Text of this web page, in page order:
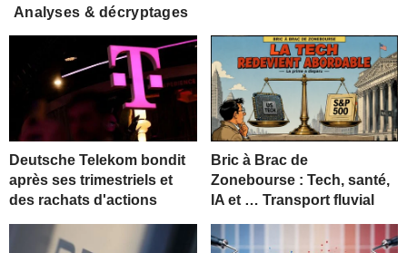
Analyses & décryptages
Deutsche Telekom bondit
après ses trimestriels et
des rachats d'actions
Bric à Brac de
Zonebourse : Tech, santé,
IA et … Transport fluvial